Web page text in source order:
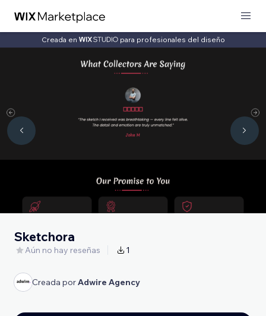
Creada en para profesionales del diseño
Sketchora
Aún no hay reseñas 1
Creada porAdwire Agency